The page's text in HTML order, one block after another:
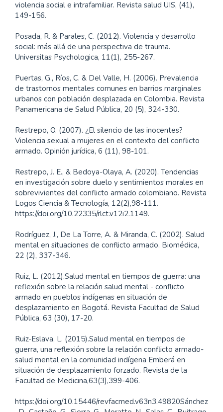
violencia social e intrafamiliar. Revista salud UIS, (41),
149-156.
Posada, R. & Parales, C. (2012). Violencia y desarrollo
social: más allá de una perspectiva de trauma.
Universitas Psychologica, 11(1), 255-267.
Puertas, G., Ríos, C. & Del Valle, H. (2006). Prevalencia
de trastornos mentales comunes en barrios marginales
urbanos con población desplazada en Colombia. Revista
Panamericana de Salud Pública, 20 (5), 324-330.
Restrepo, O. (2007). ¿El silencio de las inocentes?
Violencia sexual a mujeres en el contexto del conflicto
armado. Opinión jurídica, 6 (11), 98-101.
Restrepo, J. E., & Bedoya-Olaya, A. (2020). Tendencias
en investigación sobre duelo y sentimientos morales en
sobrevivientes del conflicto armado colombiano. Revista
Logos Ciencia & Tecnología, 12(2),98-111.
https://doi.org/10.22335/rlct.v12i2.1149.
Rodríguez, J., De La Torre, A. & Miranda, C. (2002). Salud
mental en situaciones de conflicto armado. Biomédica,
22 (2), 337-346.
Ruiz, L. (2012).Salud mental en tiempos de guerra: una
reflexión sobre la relación salud mental - conflicto
armado en pueblos indígenas en situación de
desplazamiento en Bogotá. Revista Facultad de Salud
Pública, 63 (30), 17-20.
Ruiz-Eslava, L. (2015).Salud mental en tiempos de
guerra, una reflexión sobre la relación conflicto armado-
salud mental en la comunidad indígena Emberá en
situación de desplazamiento forzado. Revista de la
Facultad de Medicina,63(3),399-406.
https://doi.org/10.15446/revfacmed.v63n3.49820Sánchez